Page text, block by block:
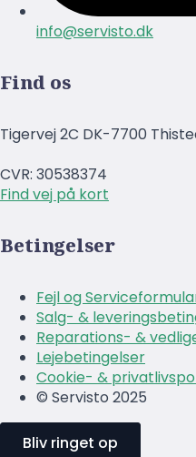
info@servisto.dk
Find os
Tigervej 2C DK-7700
CVR: 30538374
Find vej på kort
Betingelser
Fejl og
Salg- &
Reparations- &
Lejebetingelser
Cookie- &
© Servisto 2025
Bliv ringet op